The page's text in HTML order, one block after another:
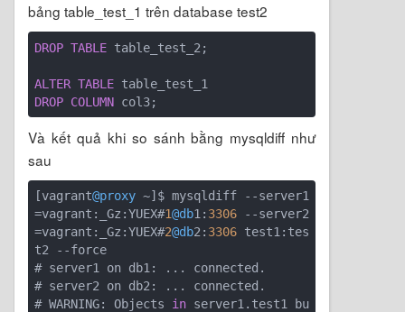
bảng table_test_1 trên database test2
DROP TABLE table_test_2;
ALTER TABLE
DROP COLUMN
Và kết quả khi so sánh bằng mysqldiff như
sau
[vagrant@proxy ~]$ mysqldiff --server1
=vagrant:_Gz:YUEX#1@db1: 3306 --server2
=vagrant:_Gz:YUEX#2@db2: 3306 test1:tes
t2 --force
# server1 on db1: ... connected.
# server2 on db2: ... connected.
# WARNING: Objects in server1.test1 bu